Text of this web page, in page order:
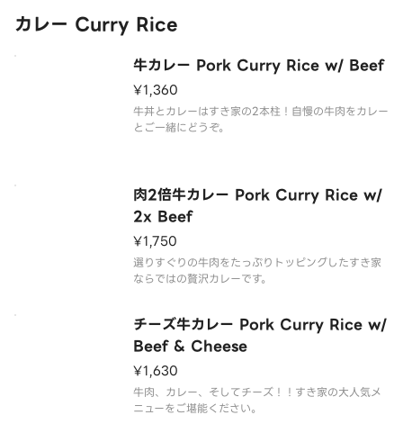
カレー Curry Rice
牛カレー Pork Curry Rice w/ Beef
¥1,360
牛丼とカレーはすき家の2本柱！自慢の牛肉をカレー
とご一緒にどうぞ。
肉2倍牛カレー Pork Curry Rice w/
2x Beef
¥1,750
選りすぐりの牛肉をたっぷりトッピングしたすき家
ならではの贅沢カレーです。
チーズ牛カレー Pork Curry Rice w/
Beef & Cheese
¥1,630
牛肉、カレー、そしてチーズ！！すき家の大人気メ
ニューをご堪能ください。